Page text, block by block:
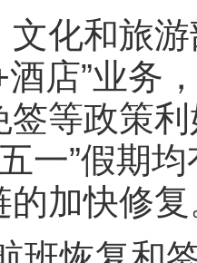
文化和旅
酒店”业务
签等政策
一”假期
的加快修